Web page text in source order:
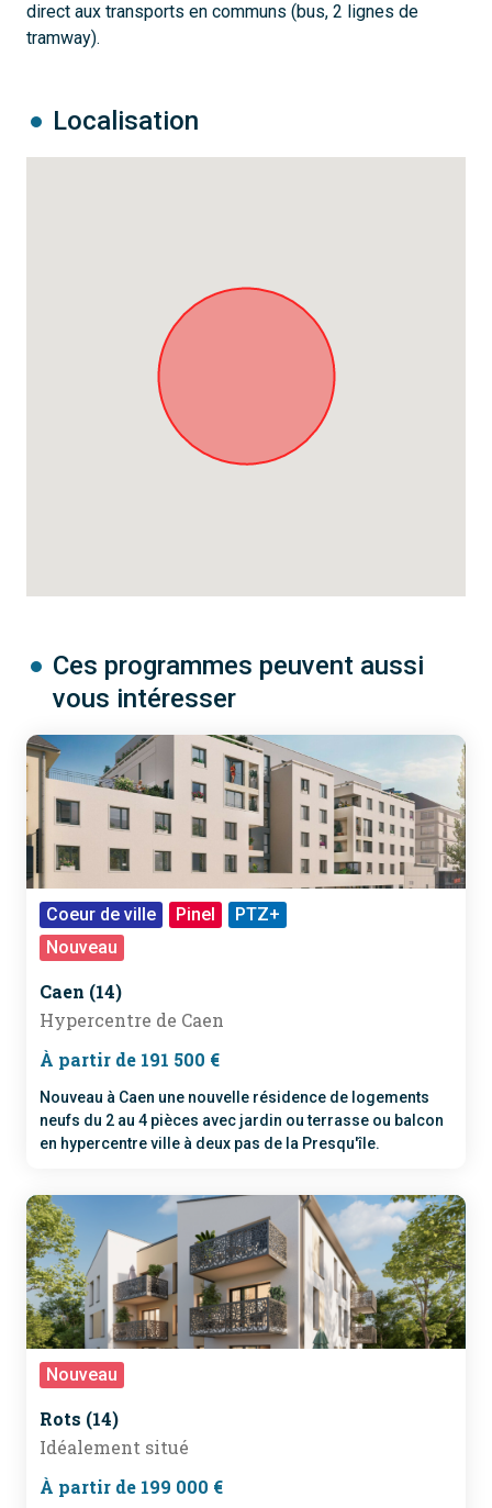
direct aux transports en communs (bus, 2 lignes de
tramway).
Localisation
Ces programmes peuvent aussi
vous intéresser
Coeur de ville Pinel PTZ+
Nouveau
Caen (14)
Hypercentre de Caen
À partir de 191 500 €
Nouveau à Caen une nouvelle résidence de logements
neufs du 2 au 4 pièces avec jardin ou terrasse ou balcon
en hypercentre ville à deux pas de la Presqu'île.
Nouveau
Rots (14)
Idéalement situé
À partir de 199 000 €